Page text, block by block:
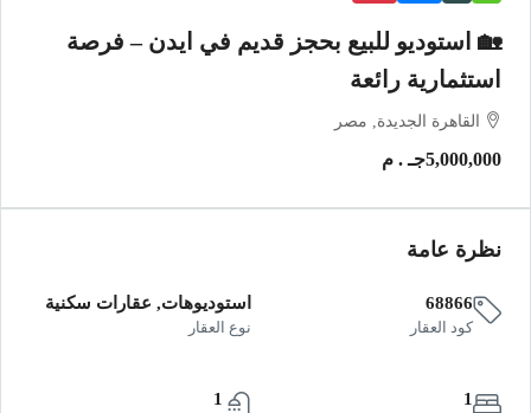
🏡 استوديو للبيع بحجز قديم في ايدن – فرصة
استثمارية رائعة
القاهرة الجديدة, مصر
5,000,000جـ . م
نظرة عامة
68866
كود العقار
استوديوهات, عقارات سكنية
نوع العقار
1
1